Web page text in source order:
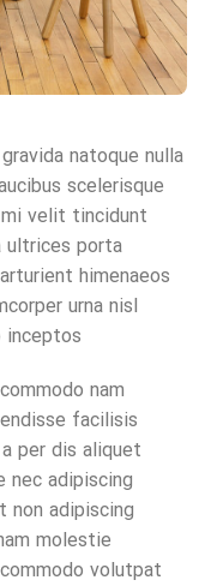
natoque nulla
scelerisque
velit tincidunt
ultrices porta
himenaeos
urna nisl
nam
facilisis
per dis aliquet
nec adipiscing
non adipiscing
molestie
volutpat